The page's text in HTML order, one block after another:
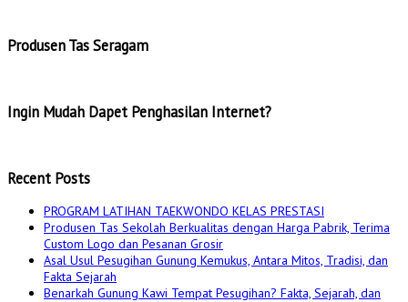
Produsen Tas Seragam
Ingin Mudah Dapet Penghasilan Internet?
Recent Posts
PROGRAM LATIHAN TAEKWONDO KELAS PRESTASI
Produsen Tas Sekolah Berkualitas dengan Harga Pabrik, Terima
Custom Logo dan Pesanan Grosir
Asal Usul Pesugihan Gunung Kemukus, Antara Mitos, Tradisi, dan
Fakta Sejarah
Benarkah Gunung Kawi Tempat Pesugihan? Fakta, Sejarah, dan